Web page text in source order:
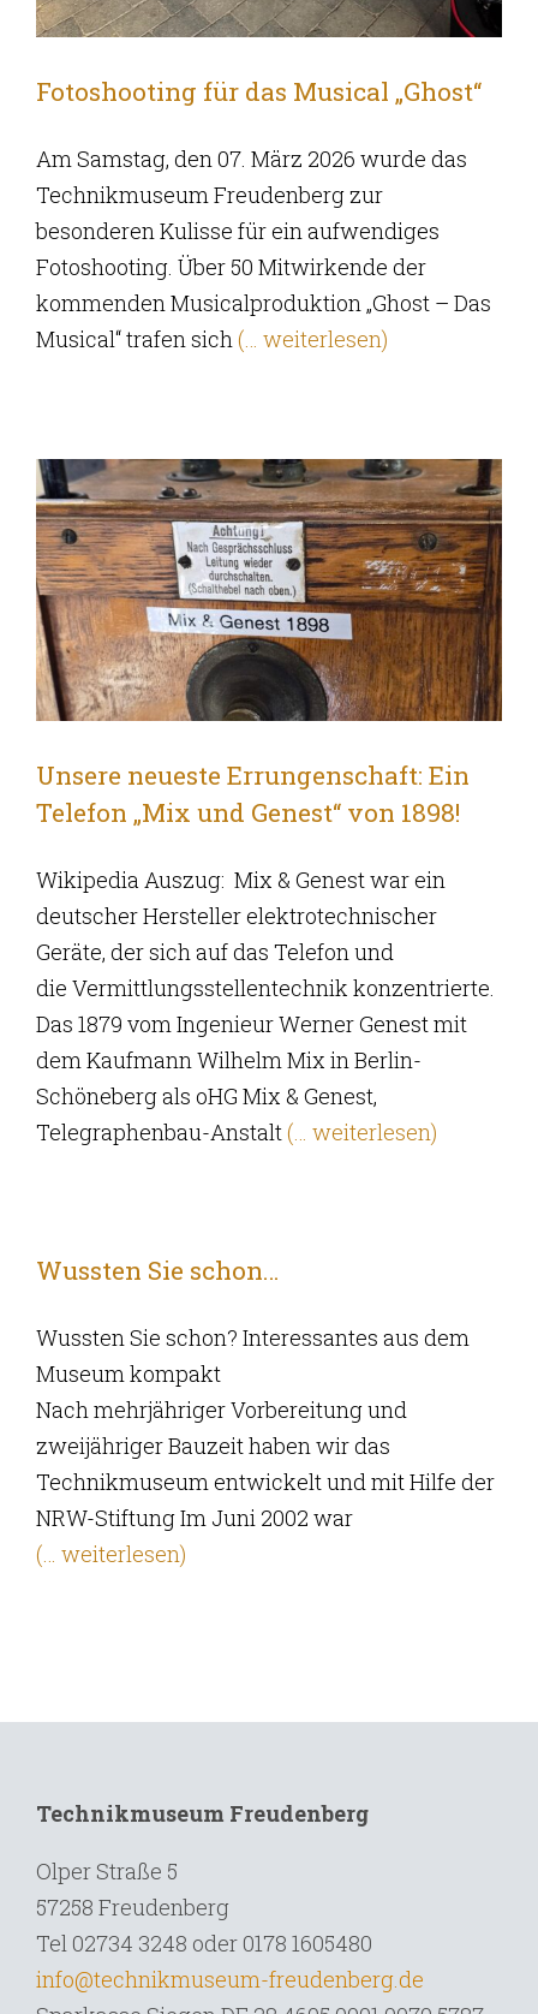
Fotoshooting für das Musical „Ghost“
Am Samstag, den 07. März 2026 wurde das
Technikmuseum Freudenberg zur
besonderen Kulisse für ein aufwendiges
Fotoshooting. Über 50 Mitwirkende der
kommenden Musicalproduktion „Ghost – Das
Musical“ trafen sich (… weiterlesen)
Unsere neueste Errungenschaft: Ein
Telefon „Mix und Genest“ von 1898!
Wikipedia Auszug: Mix & Genest war ein
deutscher Hersteller elektrotechnischer
Geräte, der sich auf das Telefon und
die Vermittlungsstellentechnik konzentrierte.
Das 1879 vom Ingenieur Werner Genest mit
dem Kaufmann Wilhelm Mix in Berlin-
Schöneberg als oHG Mix & Genest,
Telegraphenbau-Anstalt(… weiterlesen)
Wussten Sie schon…
Wussten Sie schon? Interessantes aus dem
Museum kompakt
Nach mehrjähriger Vorbereitung und
zweijähriger Bauzeit haben wir das
Technikmuseum entwickelt und mit Hilfe der
NRW-Stiftung Im Juni 2002 war
(… weiterlesen)
Technikmuseum Freudenberg
Olper Straße 5
57258 Freudenberg
Tel 02734 3248 oder 0178 1605480
info@technikmuseum-freudenberg.de